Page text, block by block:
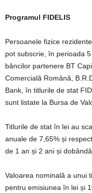
Programul FIDELIS
Persoanele fizice
pot subscrie, în perioada
băncilor partenere BT
Comercială Română,
Bank, în titlurile de stat
sunt listate la Bursa de
Titlurile de stat în lei au
anuale de 7,65% și
de 1 an și 2 ani și
Valoarea nominală a unui
pentru emisiunea în lei și